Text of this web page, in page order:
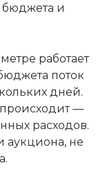
бюджета и
работает
поток
дней.
—
расходов.
аукциона, не